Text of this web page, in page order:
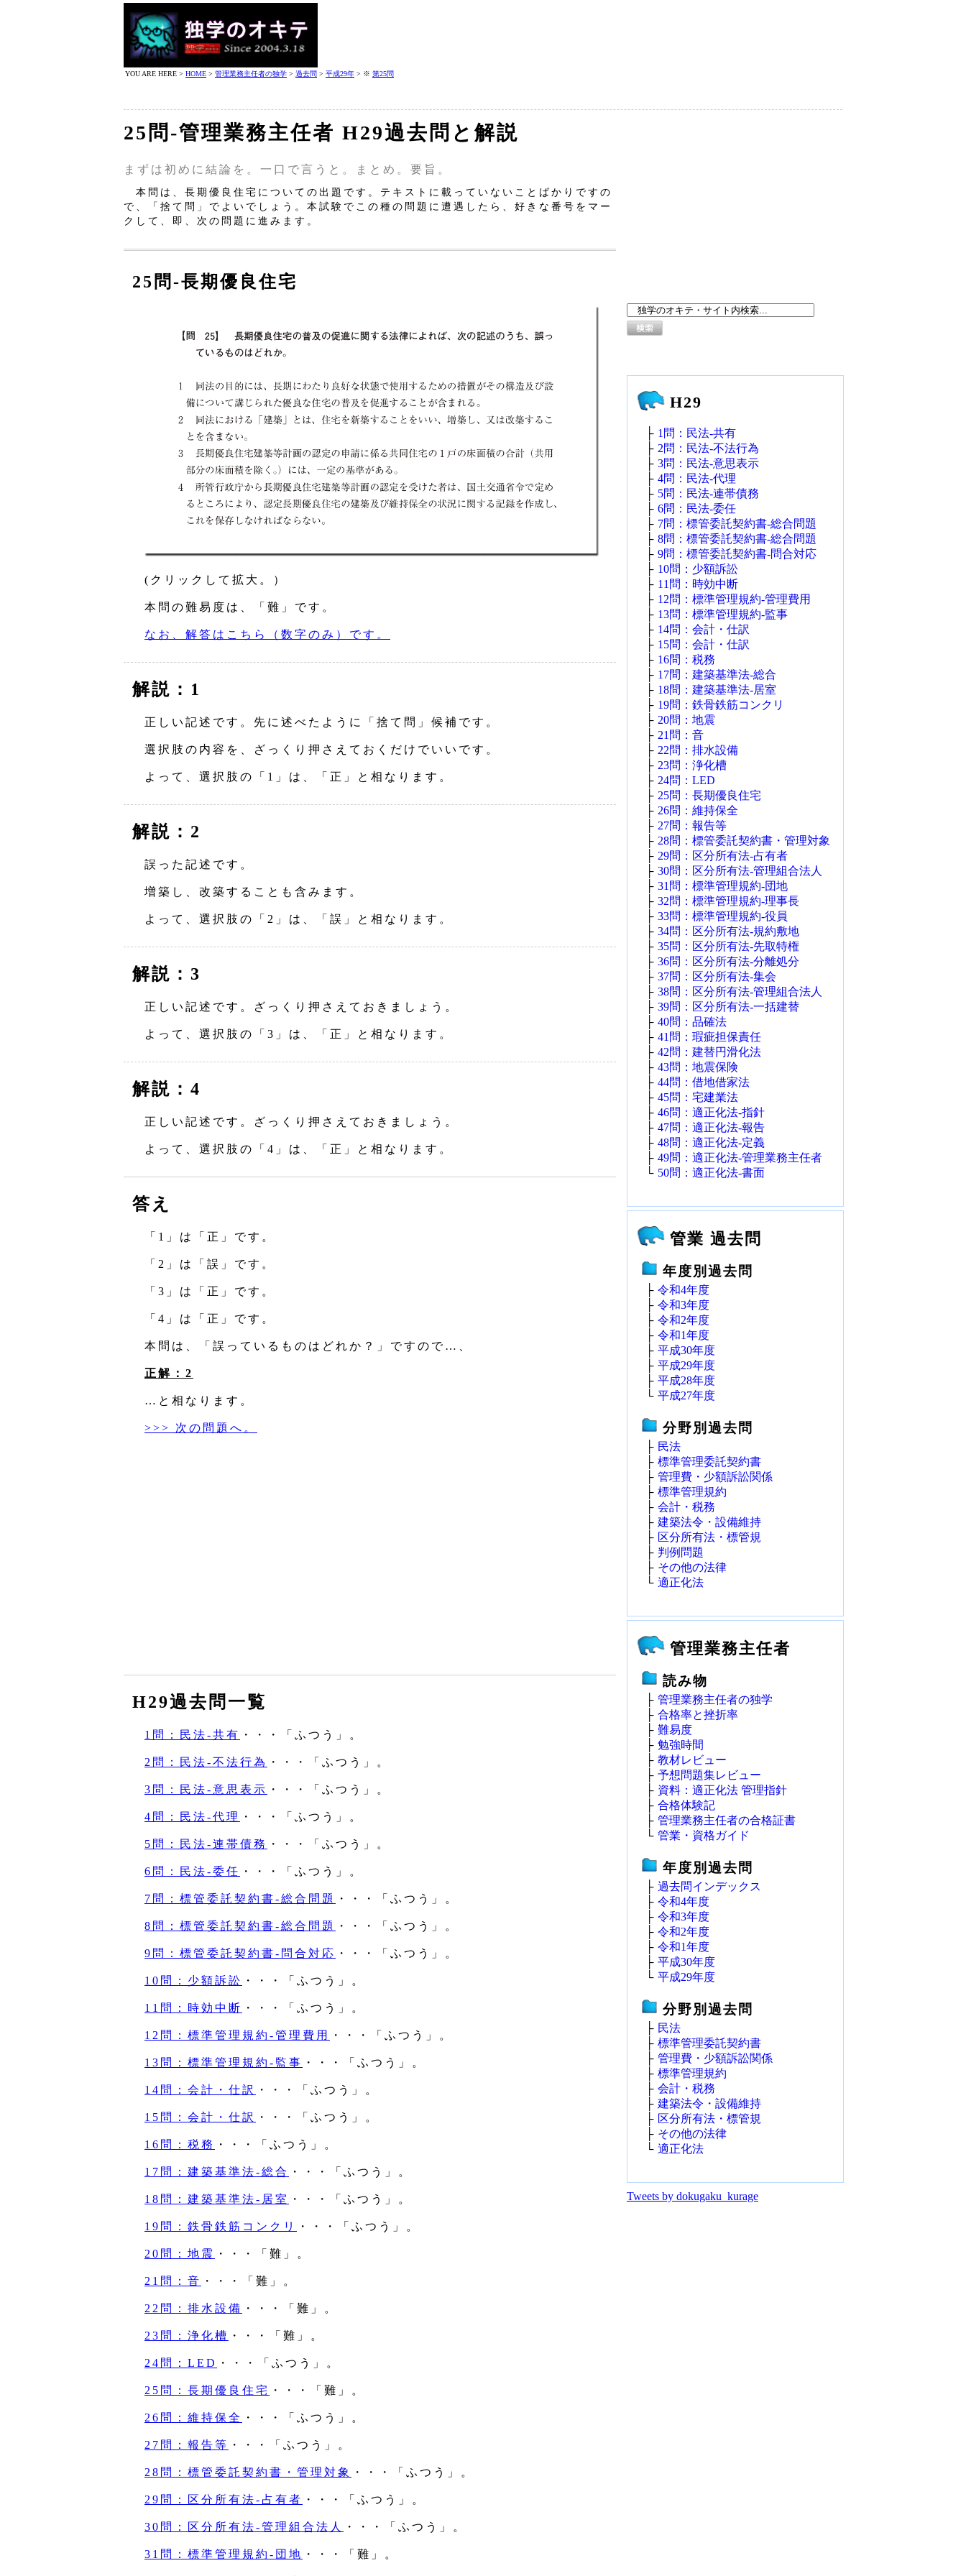
YOU ARE HERE > HOME > 管理業務主任者の独学 > 過去問 > 平成29年 > ※ 第25問
25問‐管理業務主任者 H29過去問と解説
まずは初めに結論を。一口で言うと。まとめ。要旨。
本問は、長期優良住宅についての出題です。テキストに載っていないことばかりですの
で、「捨て問」でよいでしょう。本試験でこの種の問題に遭遇したら、好きな番号をマー
クして、即、次の問題に進みます。
25問‐長期優良住宅
(クリックして拡大。）
本問の難易度は、「難」です。
なお、解答はこちら（数字のみ）です。
解説：1
正しい記述です。先に述べたように「捨て問」候補です。
選択肢の内容を、ざっくり押さえておくだけでいいです。
よって、選択肢の「1」は、「正」と相なります。
解説：2
誤った記述です。
増築し、改築することも含みます。
よって、選択肢の「2」は、「誤」と相なります。
解説：3
正しい記述です。ざっくり押さえておきましょう。
よって、選択肢の「3」は、「正」と相なります。
解説：4
正しい記述です。ざっくり押さえておきましょう。
よって、選択肢の「4」は、「正」と相なります。
答え
「1」は「正」です。
「2」は「誤」です。
「3」は「正」です。
「4」は「正」です。
本問は、「誤っているものはどれか？」ですので…、
正解：2
…と相なります。
>>> 次の問題へ。
H29過去問一覧
1問：民法‐共有 ・・・「ふつう」。
2問：民法‐不法行為 ・・・「ふつう」。
3問：民法‐意思表示 ・・・「ふつう」。
4問：民法‐代理 ・・・「ふつう」。
5問：民法‐連帯債務 ・・・「ふつう」。
6問：民法‐委任 ・・・「ふつう」。
7問：標管委託契約書‐総合問題 ・・・「ふつう」。
8問：標管委託契約書‐総合問題 ・・・「ふつう」。
9問：標管委託契約書‐問合対応 ・・・「ふつう」。
10問：少額訴訟 ・・・「ふつう」。
11問：時効中断 ・・・「ふつう」。
12問：標準管理規約‐管理費用 ・・・「ふつう」。
13問：標準管理規約‐監事 ・・・「ふつう」。
14問：会計・仕訳 ・・・「ふつう」。
15問：会計・仕訳 ・・・「ふつう」。
16問：税務 ・・・「ふつう」。
17問：建築基準法‐総合 ・・・「ふつう」。
18問：建築基準法‐居室 ・・・「ふつう」。
19問：鉄骨鉄筋コンクリ ・・・「ふつう」。
20問：地震 ・・・「難」。
21問：音 ・・・「難」。
22問：排水設備 ・・・「難」。
23問：浄化槽 ・・・「難」。
24問：LED ・・・「ふつう」。
25問：長期優良住宅 ・・・「難」。
26問：維持保全 ・・・「ふつう」。
27問：報告等 ・・・「ふつう」。
28問：標管委託契約書・管理対象 ・・・「ふつう」。
29問：区分所有法‐占有者 ・・・「ふつう」。
30問：区分所有法‐管理組合法人 ・・・「ふつう」。
31問：標準管理規約‐団地 ・・・「難」。
H29
├ 1問：民法‐共有
├ 2問：民法‐不法行為
├ 3問：民法‐意思表示
├ 4問：民法‐代理
├ 5問：民法‐連帯債務
├ 6問：民法‐委任
├ 7問：標管委託契約書‐総合問題
├ 8問：標管委託契約書‐総合問題
├ 9問：標管委託契約書‐問合対応
├ 10問：少額訴訟
├ 11問：時効中断
├ 12問：標準管理規約‐管理費用
├ 13問：標準管理規約‐監事
├ 14問：会計・仕訳
├ 15問：会計・仕訳
├ 16問：税務
├ 17問：建築基準法‐総合
├ 18問：建築基準法‐居室
├ 19問：鉄骨鉄筋コンクリ
├ 20問：地震
├ 21問：音
├ 22問：排水設備
├ 23問：浄化槽
├ 24問：LED
├ 25問：長期優良住宅
├ 26問：維持保全
├ 27問：報告等
├ 28問：標管委託契約書・管理対象
├ 29問：区分所有法‐占有者
├ 30問：区分所有法‐管理組合法人
├ 31問：標準管理規約‐団地
├ 32問：標準管理規約‐理事長
├ 33問：標準管理規約‐役員
├ 34問：区分所有法‐規約敷地
├ 35問：区分所有法‐先取特権
├ 36問：区分所有法‐分離処分
├ 37問：区分所有法‐集会
├ 38問：区分所有法‐管理組合法人
├ 39問：区分所有法‐一括建替
├ 40問：品確法
├ 41問：瑕疵担保責任
├ 42問：建替円滑化法
├ 43問：地震保険
├ 44問：借地借家法
├ 45問：宅建業法
├ 46問：適正化法‐指針
├ 47問：適正化法‐報告
├ 48問：適正化法‐定義
├ 49問：適正化法‐管理業務主任者
└ 50問：適正化法‐書面
管業 過去問
年度別過去問
├ 令和4年度
├ 令和3年度
├ 令和2年度
├ 令和1年度
├ 平成30年度
├ 平成29年度
├ 平成28年度
└ 平成27年度
分野別過去問
├ 民法
├ 標準管理委託契約書
├ 管理費・少額訴訟関係
├ 標準管理規約
├ 会計・税務
├ 建築法令・設備維持
├ 区分所有法・標管規
├ 判例問題
├ その他の法律
└ 適正化法
管理業務主任者
読み物
├ 管理業務主任者の独学
├ 合格率と挫折率
├ 難易度
├ 勉強時間
├ 教材レビュー
├ 予想問題集レビュー
├ 資料：適正化法 管理指針
├ 合格体験記
├ 管理業務主任者の合格証書
└ 管業・資格ガイド
年度別過去問
├ 過去問インデックス
├ 令和4年度
├ 令和3年度
├ 令和2年度
├ 令和1年度
├ 平成30年度
└ 平成29年度
分野別過去問
├ 民法
├ 標準管理委託契約書
├ 管理費・少額訴訟関係
├ 標準管理規約
├ 会計・税務
├ 建築法令・設備維持
├ 区分所有法・標管規
├ その他の法律
└ 適正化法
Tweets by dokugaku_kurage